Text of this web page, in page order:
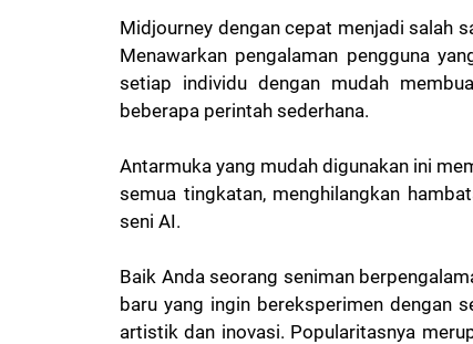
Midjourney dengan cepat menjadi salah
Menawarkan pengalaman pengguna
setiap individu dengan mudah
beberapa perintah sederhana.
Antarmuka yang mudah digunakan ini
semua tingkatan, menghilangkan
seni AI.
Baik Anda seorang seniman
baru yang ingin bereksperimen dengan
artistik dan inovasi. Popularitasnya